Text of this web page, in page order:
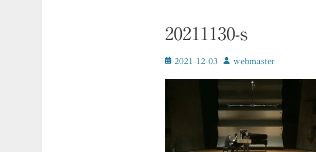
20211130-s
投 2021-12-03
投 ｗebmaster